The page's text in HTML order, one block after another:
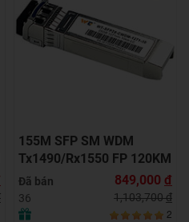
155M SFP SM WDM
Tx1490/Rx1550 FP 120KM
LC with DDM
Đã bán
36
849,000 đ
1,103,700đ
2